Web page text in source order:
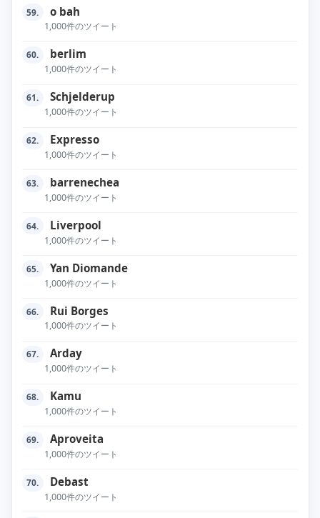
59. o bah
1,000件のツイート
60. berlim
1,000件のツイート
61. Schjelderup
1,000件のツイート
62. Expresso
1,000件のツイート
63. barrenechea
1,000件のツイート
64. Liverpool
1,000件のツイート
65. Yan Diomande
1,000件のツイート
66. Rui Borges
1,000件のツイート
67. Arday
1,000件のツイート
68. Kamu
1,000件のツイート
69. Aproveita
1,000件のツイート
70. Debast
1,000件のツイート